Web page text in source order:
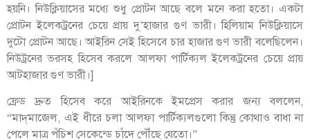
হয়নি। নিউক্লিয়াসের মধ্যে শুধু প্রোটন আছে বলে মনে করা হতো। একটা
প্রোটন ইলেকট্রনের চেয়ে প্রায় দু’হাজার গুণ ভারী। হিলিয়াম নিউক্লিয়াসে
দুটো প্রোটন আছে। আইরিন সেই হিসেবে চার হাজার গুণ ভারী বলেছিলেন।
নিউট্রনের ভরসহ হিসেব করলে আলফা পার্টিক্যল ইলেকট্রনের চেয়ে প্রায়
আটহাজার গুণ ভারী।]
ফ্রেড দ্রুত হিসেব করে আইরিনকে ইমপ্রেস করার জন্য বললেন,
“মাদ্‌মাজেল, এই ধীরে চলা আলফা পার্টিক্যলগুলো কিন্তু কোথাও বাধা না
পেলে মাত্র পঁচিশ সেকেন্ডে চাঁদে পৌঁছে যেতো।”